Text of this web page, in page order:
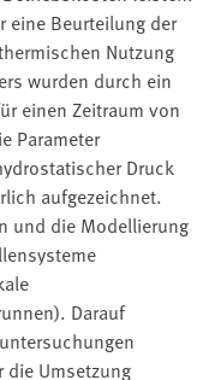
eine Beurteilung der
Nutzung
wurden durch ein
einen Zeitraum von
Parameter
Druck
aufgezeichnet.
und die Modellierung
Darauf
die Umsetzung